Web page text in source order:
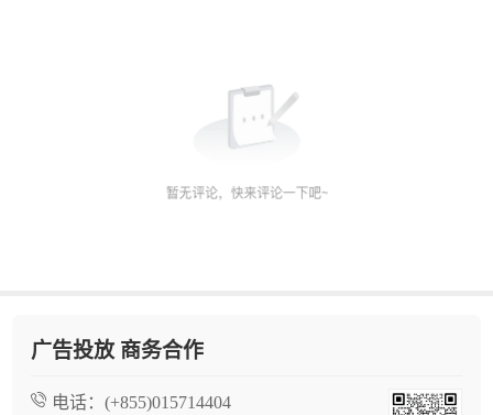
广告投放 商务合作
电话： (+855)015714404